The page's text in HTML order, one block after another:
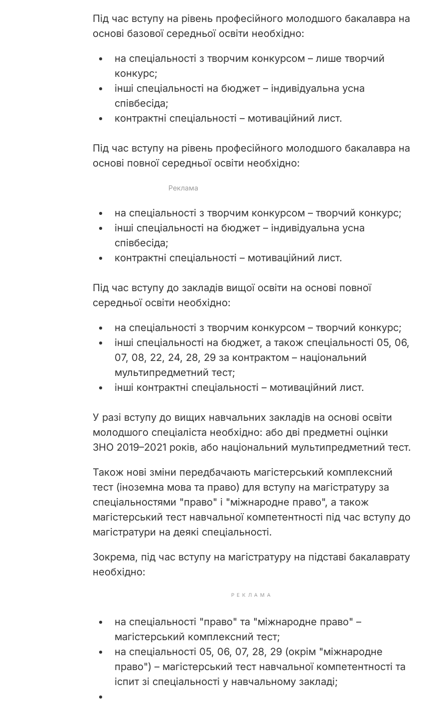
Під час вступу на рівень професійного молодшого бакалавра на
основі базової середньої освіти необхідно:
на спеціальності з творчим конкурсом – лише творчий
конкурс;
інші спеціальності на бюджет – індивідуальна усна
співбесіда;
контрактні спеціальності – мотиваційний лист.
Під час вступу на рівень професійного молодшого бакалавра на
основі повної середньої освіти необхідно:
на спеціальності з творчим конкурсом – творчий конкурс;
інші спеціальності на бюджет – індивідуальна усна
співбесіда;
контрактні спеціальності – мотиваційний лист.
Під час вступу до закладів вищої освіти на основі повної
середньої освіти необхідно:
на спеціальності з творчим конкурсом – творчий конкурс;
інші спеціальності на бюджет, а також спеціальності 05, 06,
07, 08, 22, 24, 28, 29 за контрактом – національний
мультипредметний тест;
інші контрактні спеціальності – мотиваційний лист.
У разі вступу до вищих навчальних закладів на основі освіти
молодшого спеціаліста необхідно: або дві предметні оцінки
ЗНО 2019–2021 років, або національний мультипредметний тест.
Також нові зміни передбачають магістерський комплексний
тест (іноземна мова та право) для вступу на магістратуру за
спеціальностями "право" і "міжнародне право", а також
магістерський тест навчальної компетентності під час вступу до
магістратури на деякі спеціальності.
Зокрема, під час вступу на магістратуру на підставі бакалаврату
необхідно:
РЕКЛАМА
на спеціальності "право" та "міжнародне право" –
магістерський комплексний тест;
на спеціальності 05, 06, 07, 28, 29 (окрім "міжнародне
право") – магістерський тест навчальної компетентності та
іспит зі спеціальності у навчальному закладі;